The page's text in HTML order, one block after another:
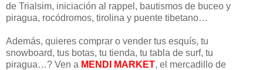
de Trialsim, iniciación al rappel, bautismos de buceo y
piragua, rocódromos, tirolina y puente tibetano…
Además, quieres comprar o vender tus esquís, tu
snowboard, tus botas, tu tienda, tu tabla de surf, tu
piragua…? Ven a MENDI MARKET, el mercadillo de